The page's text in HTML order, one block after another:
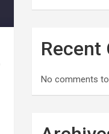
Recent
No comments